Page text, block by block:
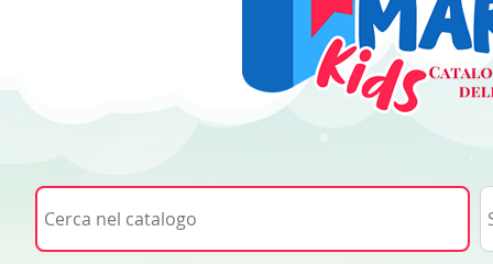
Cerca su "Cerca nel catalogo"